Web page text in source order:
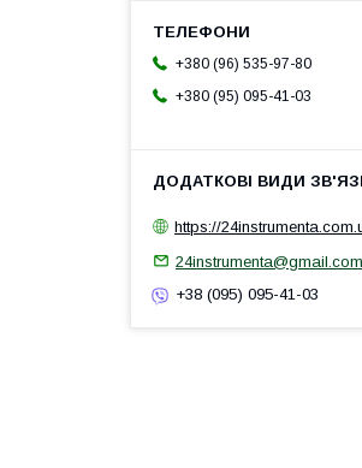
+380 (96) 535-97-80
+380 (95) 095-41-03
https://
24instrumenta@gmail.com
+38 (095) 095-41-03